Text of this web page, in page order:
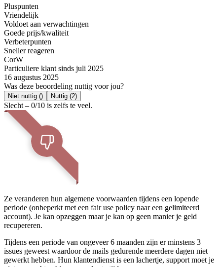
Pluspunten
Vriendelijk
Voldoet aan verwachtingen
Goede prijs/kwaliteit
Verbeterpunten
Sneller reageren
CorW
Particuliere klant sinds juli 2025
16 augustus 2025
Was deze beoordeling nuttig voor jou?
Niet nuttig () Nuttig (2)
Slecht – 0/10 is zelfs te veel.
Ze veranderen hun algemene voorwaarden tijdens een lopende
periode (onbeperkt met een fair use policy naar een gelimiteerd
account). Je kan opzeggen maar je kan op geen manier je geld
recupereren.
Tijdens een periode van ongeveer 6 maanden zijn er minstens 3
issues geweest waardoor de mails gedurende meerdere dagen niet
gewerkt hebben. Hun klantendienst is een lachertje, support moet je